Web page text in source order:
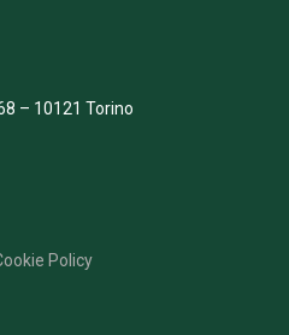
– 10121 Torino
Policy